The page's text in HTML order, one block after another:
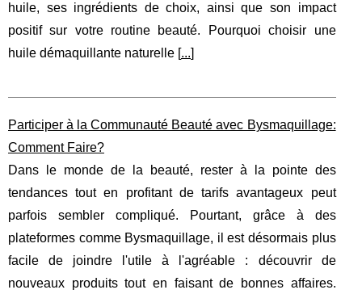
huile, ses ingrédients de choix, ainsi que son impact
positif sur votre routine beauté. Pourquoi choisir une
huile démaquillante naturelle [...]
Participer à la Communauté Beauté avec Bysmaquillage:
Comment Faire?
Dans le monde de la beauté, rester à la pointe des
tendances tout en profitant de tarifs avantageux peut
parfois sembler compliqué. Pourtant, grâce à des
plateformes comme Bysmaquillage, il est désormais plus
facile de joindre l'utile à l'agréable : découvrir de
nouveaux produits tout en faisant de bonnes affaires.